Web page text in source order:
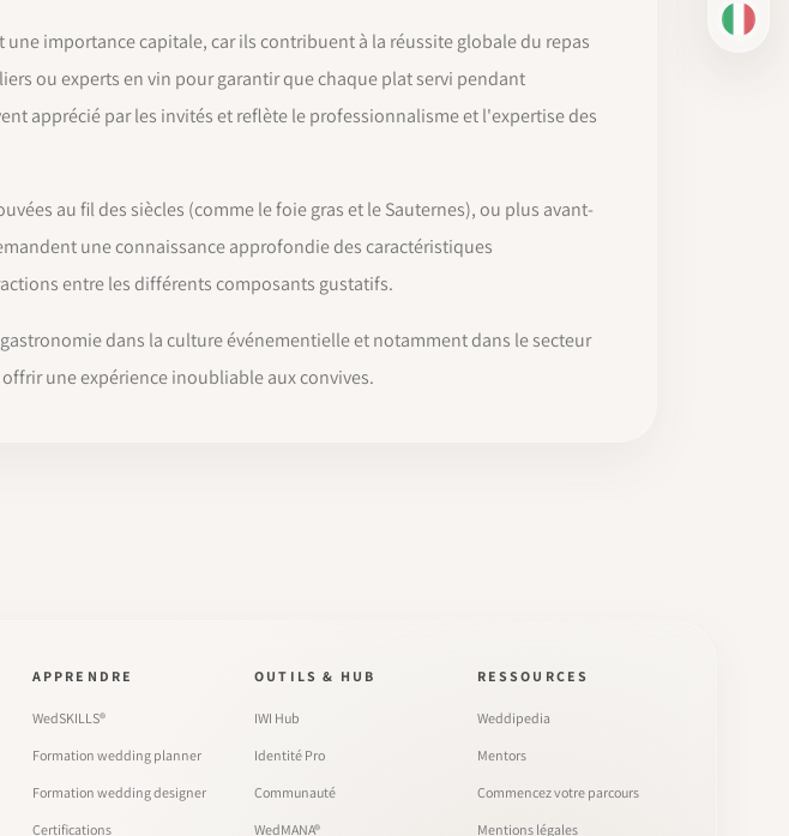
IT
une importance capitale, car ils contribuent à la réussite globale du repas
ou experts en vin pour garantir que chaque plat servi pendant
apprécié par les invités et reflète le professionnalisme et l'expertise des
au fil des siècles (comme le foie gras et le Sauternes), ou plus avant-
une connaissance approfondie des caractéristiques
entre les différents composants gustatifs.
dans la culture événementielle et notamment dans le secteur
une expérience inoubliable aux convives.
APPRENDRE
WedSKILLS®
Formation wedding planner
Formation wedding designer
Certifications
OUTILS & HUB
IWI Hub
Identité Pro
Communauté
WedMANA®
RESSOURCES
Weddipedia
Mentors
Commencez votre parcours
Mentions légales